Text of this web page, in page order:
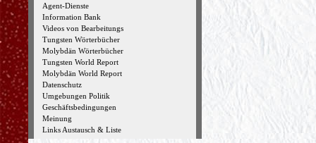
Agent-Dienste
Information Bank
Videos von Bearbeitungs
Tungsten Wörterbücher
Molybdän Wörterbücher
Tungsten World Report
Molybdän World Report
Datenschutz
Umgebungen Politik
Geschäftsbedingungen
Meinung
Links Austausch & Liste